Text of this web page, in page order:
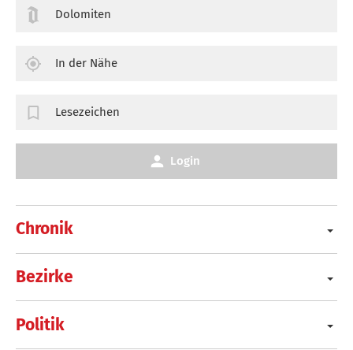
Chronik
Bezirke
Politik
Dolomiten
In der Nähe
Lesezeichen
Login